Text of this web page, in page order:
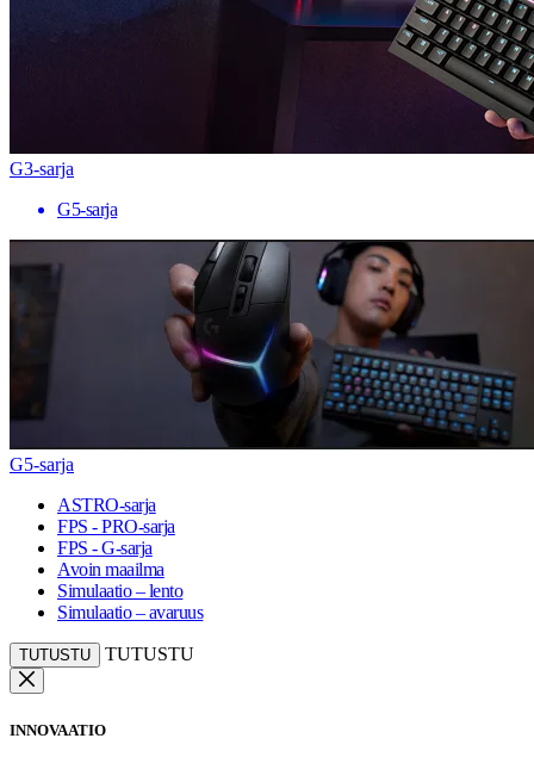
G3-sarja
G5-sarja
G5-sarja
ASTRO-sarja
FPS - PRO-sarja
FPS - G-sarja
Avoin maailma
Simulaatio – lento
Simulaatio – avaruus
TUTUSTU TUTUSTU
INNOVAATIO